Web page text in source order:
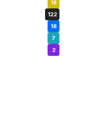
18
122
18
7
2